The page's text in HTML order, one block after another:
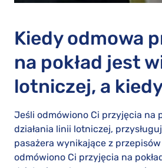
Kiedy odmowa
na pokład jest
lotniczej, a
Jeśli odmówiono Ci przyjęcia na
działania linii lotniczej,
pasażera wynikające z
odmówiono Ci przyjęcia na